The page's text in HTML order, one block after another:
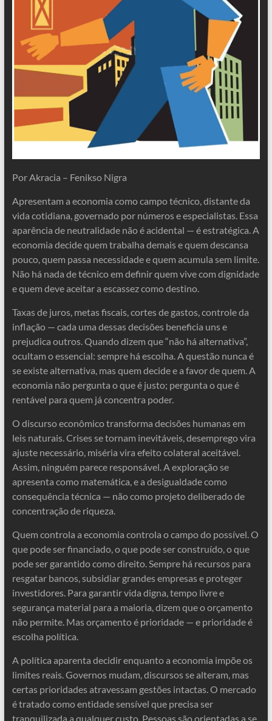
Por Akracia – Fenikso Nigra
Apresentam a economia como campo técnico, distante da
vida cotidiana, governado por números e especialistas. Essa
aparência de neutralidade não é acidental — é estratégica. A
economia decide quem trabalha demais e quem descansa
pouco, quem passa necessidade e quem acumula sem limite.
Não há nada de técnico em definir quem vive com dignidade
e quem deve aceitar a escassez como destino.
Taxas de juros, metas fiscais, cortes de gastos, controle da
inflação — cada uma dessas decisões beneficia uns e
prejudica outros. Quando dizem que “não há alternativa”,
ocultam o essencial: sempre há escolha. A questão nunca é
se existe alternativa, mas quem decide e a favor de quem. A
economia não pergunta o que é justo; pergunta o que é
rentável para quem já concentra poder.
O discurso econômico transforma decisões humanas em
leis naturais. Crises se tornam inevitáveis, desemprego vira
ajuste necessário, miséria vira efeito colateral aceitável.
Assim, ninguém parece responsável. A exploração se
apresenta como matemática, e a desigualdade como
consequência técnica — não como projeto deliberado de
concentração de riqueza.
Quem controla a economia controla o campo do possível. O
que pode ser financiado, o que pode ser construído, o que
pode ser garantido como direito. Sempre há recursos para
resgatar bancos, subsidiar grandes empresas e proteger
investidores. Para garantir vida digna, tempo livre e
segurança material para a maioria, dizem que o orçamento
não permite. Mas orçamento é prioridade — e prioridade é
escolha política.
A política aparenta decidir enquanto a economia impõe os
limites reais. Governos mudam, discursos se alteram, mas
certas prioridades atravessam gestões intactas. O mercado
é tratado como entidade sensível que precisa ser
tranquilizada a qualquer custo. Pessoas são orientadas a se